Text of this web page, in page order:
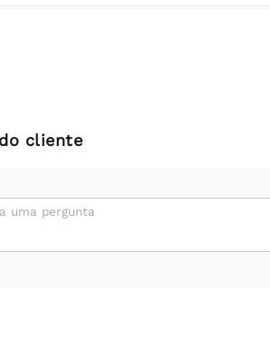
cliente
uma pergunta